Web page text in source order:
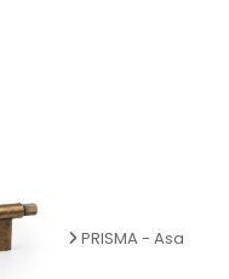
PRISMA - Asa